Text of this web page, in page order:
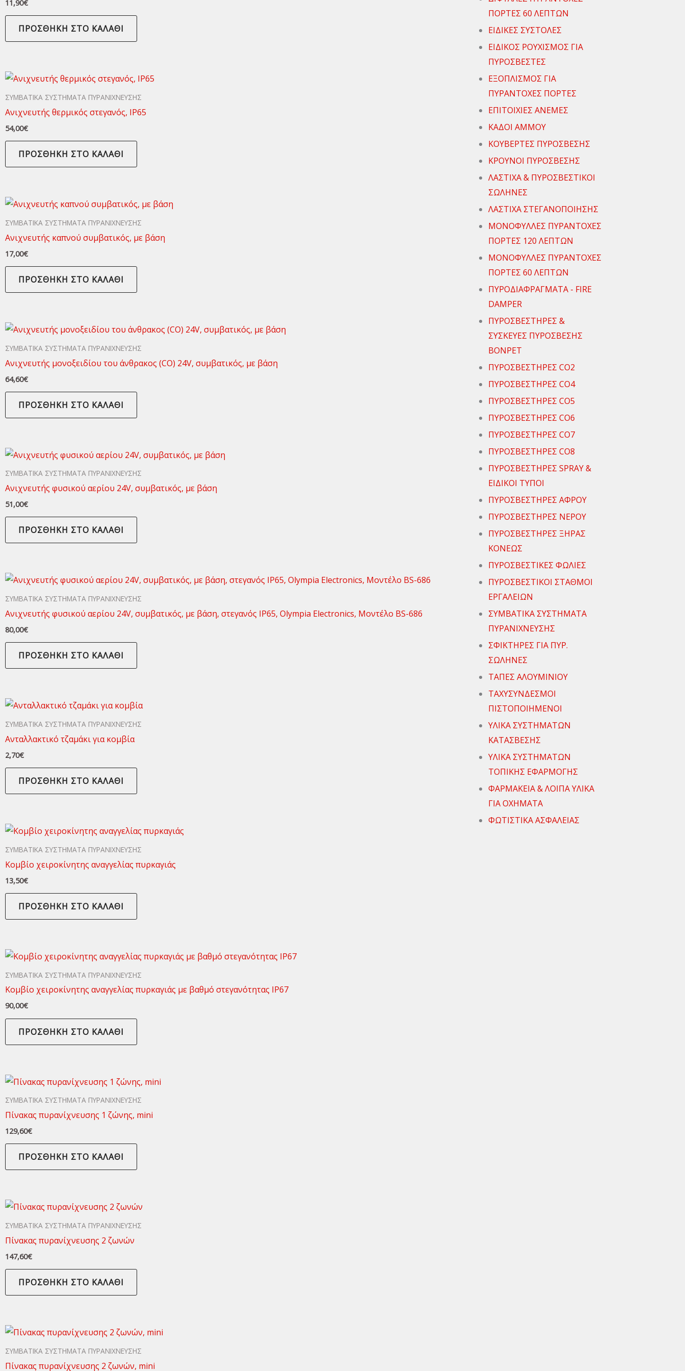
11,90€
ΠΡΟΣΘΉΚΗ ΣΤΟ ΚΑΛΆΘΙ
ΣΥΜΒΑΤΙΚΑ ΣΥΣΤΗΜΑΤΑ ΠΥΡΑΝΙΧΝΕΥΣΗΣ
Ανιχνευτής θερμικός στεγανός, ΙΡ65
54,00€
ΠΡΟΣΘΉΚΗ ΣΤΟ ΚΑΛΆΘΙ
ΣΥΜΒΑΤΙΚΑ ΣΥΣΤΗΜΑΤΑ ΠΥΡΑΝΙΧΝΕΥΣΗΣ
Ανιχνευτής καπνού συμβατικός, με βάση
17,00€
ΠΡΟΣΘΉΚΗ ΣΤΟ ΚΑΛΆΘΙ
ΣΥΜΒΑΤΙΚΑ ΣΥΣΤΗΜΑΤΑ ΠΥΡΑΝΙΧΝΕΥΣΗΣ
Ανιχνευτής μονοξειδίου του άνθρακος (CO) 24V, συμβατικός, με βάση
64,60€
ΠΡΟΣΘΉΚΗ ΣΤΟ ΚΑΛΆΘΙ
ΣΥΜΒΑΤΙΚΑ ΣΥΣΤΗΜΑΤΑ ΠΥΡΑΝΙΧΝΕΥΣΗΣ
Ανιχνευτής φυσικού αερίου 24V, συμβατικός, με βάση
51,00€
ΠΡΟΣΘΉΚΗ ΣΤΟ ΚΑΛΆΘΙ
ΣΥΜΒΑΤΙΚΑ ΣΥΣΤΗΜΑΤΑ ΠΥΡΑΝΙΧΝΕΥΣΗΣ
Ανιχνευτής φυσικού αερίου 24V, συμβατικός, με βάση, στεγανός ΙΡ65, Olympia Electronics, Μοντέλο BS-686
80,00€
ΠΡΟΣΘΉΚΗ ΣΤΟ ΚΑΛΆΘΙ
ΣΥΜΒΑΤΙΚΑ ΣΥΣΤΗΜΑΤΑ ΠΥΡΑΝΙΧΝΕΥΣΗΣ
Ανταλλακτικό τζαμάκι για κομβία
2,70€
ΠΡΟΣΘΉΚΗ ΣΤΟ ΚΑΛΆΘΙ
ΣΥΜΒΑΤΙΚΑ ΣΥΣΤΗΜΑΤΑ ΠΥΡΑΝΙΧΝΕΥΣΗΣ
Κομβίο χειροκίνητης αναγγελίας πυρκαγιάς
13,50€
ΠΡΟΣΘΉΚΗ ΣΤΟ ΚΑΛΆΘΙ
ΣΥΜΒΑΤΙΚΑ ΣΥΣΤΗΜΑΤΑ ΠΥΡΑΝΙΧΝΕΥΣΗΣ
Κομβίο χειροκίνητης αναγγελίας πυρκαγιάς με βαθμό στεγανότητας ΙΡ67
90,00€
ΠΡΟΣΘΉΚΗ ΣΤΟ ΚΑΛΆΘΙ
ΣΥΜΒΑΤΙΚΑ ΣΥΣΤΗΜΑΤΑ ΠΥΡΑΝΙΧΝΕΥΣΗΣ
Πίνακας πυρανίχνευσης 1 ζώνης, mini
129,60€
ΠΡΟΣΘΉΚΗ ΣΤΟ ΚΑΛΆΘΙ
ΣΥΜΒΑΤΙΚΑ ΣΥΣΤΗΜΑΤΑ ΠΥΡΑΝΙΧΝΕΥΣΗΣ
Πίνακας πυρανίχνευσης 2 ζωνών
147,60€
ΠΡΟΣΘΉΚΗ ΣΤΟ ΚΑΛΆΘΙ
ΣΥΜΒΑΤΙΚΑ ΣΥΣΤΗΜΑΤΑ ΠΥΡΑΝΙΧΝΕΥΣΗΣ
Πίνακας πυρανίχνευσης 2 ζωνών, mini
ΠΟΡΤΕΣ 60 ΛΕΠΤΩΝ
ΕΙΔΙΚΕΣ ΣΥΣΤΟΛΕΣ
ΕΙΔΙΚΟΣ ΡΟΥΧΙΣΜΟΣ ΓΙΑ
ΠΥΡΟΣΒΕΣΤΕΣ
ΕΞΟΠΛΙΣΜΟΣ ΓΙΑ
ΠΥΡΑΝΤΟΧΕΣ ΠΟΡΤΕΣ
ΕΠΙΤΟΙΧΙΕΣ ΑΝΕΜΕΣ
ΚΑΔΟΙ ΑΜΜΟΥ
ΚΟΥΒΕΡΤΕΣ ΠΥΡΟΣΒΕΣΗΣ
ΚΡΟΥΝΟΙ ΠΥΡΟΣΒΕΣΗΣ
ΛΑΣΤΙΧΑ & ΠΥΡΟΣΒΕΣΤΙΚΟΙ
ΣΩΛΗΝΕΣ
ΛΑΣΤΙΧΑ ΣΤΕΓΑΝΟΠΟΙΗΣΗΣ
ΜΟΝΟΦΥΛΛΕΣ ΠΥΡΑΝΤΟΧΕΣ
ΠΟΡΤΕΣ 120 ΛΕΠΤΩΝ
ΜΟΝΟΦΥΛΛΕΣ ΠΥΡΑΝΤΟΧΕΣ
ΠΟΡΤΕΣ 60 ΛΕΠΤΩΝ
ΠΥΡΟΔΙΑΦΡΑΓΜΑΤΑ - FIRE
DAMPER
ΠΥΡΟΣΒΕΣΤΗΡΕΣ &
ΣΥΣΚΕΥΕΣ ΠΥΡΟΣΒΕΣΗΣ
ΒΟΝΡΕΤ
ΠΥΡΟΣΒΕΣΤΗΡΕΣ CO2
ΠΥΡΟΣΒΕΣΤΗΡΕΣ CO4
ΠΥΡΟΣΒΕΣΤΗΡΕΣ CO5
ΠΥΡΟΣΒΕΣΤΗΡΕΣ CO6
ΠΥΡΟΣΒΕΣΤΗΡΕΣ CO7
ΠΥΡΟΣΒΕΣΤΗΡΕΣ CO8
ΠΥΡΟΣΒΕΣΤΗΡΕΣ SPRAY &
ΕΙΔΙΚΟΙ ΤΥΠΟΙ
ΠΥΡΟΣΒΕΣΤΗΡΕΣ ΑΦΡΟΥ
ΠΥΡΟΣΒΕΣΤΗΡΕΣ ΝΕΡΟΥ
ΠΥΡΟΣΒΕΣΤΗΡΕΣ ΞΗΡΑΣ
ΚΟΝΕΩΣ
ΠΥΡΟΣΒΕΣΤΙΚΕΣ ΦΩΛΙΕΣ
ΠΥΡΟΣΒΕΣΤΙΚΟΙ ΣΤΑΘΜΟΙ
ΕΡΓΑΛΕΙΩΝ
ΣΥΜΒΑΤΙΚΑ ΣΥΣΤΗΜΑΤΑ
ΠΥΡΑΝΙΧΝΕΥΣΗΣ
ΣΦΙΚΤΗΡΕΣ ΓΙΑ ΠΥΡ.
ΣΩΛΗΝΕΣ
ΤΑΠΕΣ ΑΛΟΥΜΙΝΙΟΥ
ΤΑΧΥΣΥΝΔΕΣΜΟΙ
ΠΙΣΤΟΠΟΙΗΜΕΝΟΙ
ΥΛΙΚΑ ΣΥΣΤΗΜΑΤΩΝ
ΚΑΤΑΣΒΕΣΗΣ
ΥΛΙΚΑ ΣΥΣΤΗΜΑΤΩΝ
ΤΟΠΙΚΗΣ ΕΦΑΡΜΟΓΗΣ
ΦΑΡΜΑΚΕΙΑ & ΛΟΙΠΑ ΥΛΙΚΑ
ΓΙΑ ΟΧΗΜΑΤΑ
ΦΩΤΙΣΤΙΚΑ ΑΣΦΑΛΕΙΑΣ